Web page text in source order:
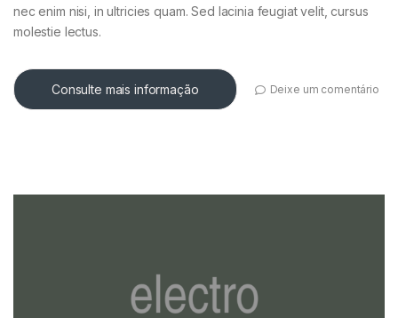
nec enim nisi, in ultricies quam. Sed lacinia feugiat velit, cursus
molestie lectus.
Consulte mais informação Deixe um comentário